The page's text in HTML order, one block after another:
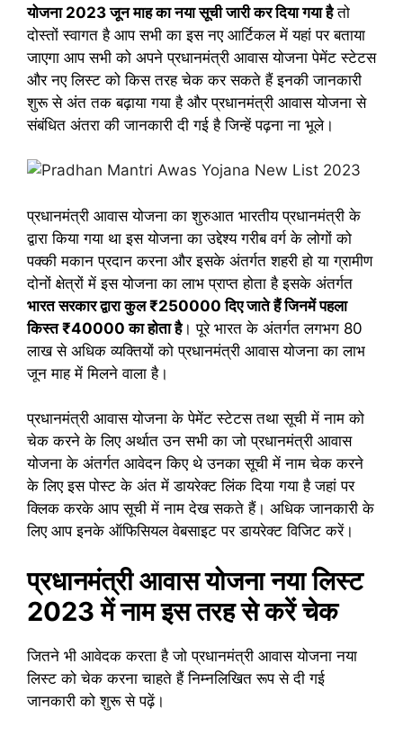
योजना 2023 जून माह का नया सूची जारी कर दिया गया हैतो
दोस्तों स्वागत है आप सभी का इस नए आर्टिकल में यहां पर बताया
जाएगा आप सभी को अपने प्रधानमंत्री आवास योजना पेमेंट स्टेटस
और नए लिस्ट को किस तरह चेक कर सकते हैं इनकी जानकारी
शुरू से अंत तक बढ़ाया गया है और प्रधानमंत्री आवास योजना से
संबंधित अंतरा की जानकारी दी गई है जिन्हें पढ़ना ना भूले।
प्रधानमंत्री आवास योजना का शुरुआत भारतीय प्रधानमंत्री के
द्वारा किया गया था इस योजना का उद्देश्य गरीब वर्ग के लोगों को
पक्की मकान प्रदान करना और इसके अंतर्गत शहरी हो या ग्रामीण
दोनों क्षेत्रों में इस योजना का लाभ प्राप्त होता है इसके अंतर्गत
भारत सरकार द्वारा कुल ₹250000 दिए जाते हैं जिनमें पहला
किस्त ₹40000 का होता है। पूरे भारत के अंतर्गत लगभग 80
लाख से अधिक व्यक्तियों को प्रधानमंत्री आवास योजना का लाभ
जून माह में मिलने वाला है।
प्रधानमंत्री आवास योजना के पेमेंट स्टेटस तथा सूची में नाम को
चेक करने के लिए अर्थात उन सभी का जो प्रधानमंत्री आवास
योजना के अंतर्गत आवेदन किए थे उनका सूची में नाम चेक करने
के लिए इस पोस्ट के अंत में डायरेक्ट लिंक दिया गया है जहां पर
क्लिक करके आप सूची में नाम देख सकते हैं। अधिक जानकारी के
लिए आप इनके ऑफिसियल वेबसाइट पर डायरेक्ट विजिट करें।
प्रधानमंत्री आवास योजना नया लिस्ट
2023 में नाम इस तरह से करें चेक
जितने भी आवेदक करता है जो प्रधानमंत्री आवास योजना नया
लिस्ट को चेक करना चाहते हैं निम्नलिखित रूप से दी गई
जानकारी को शुरू से पढ़ें।